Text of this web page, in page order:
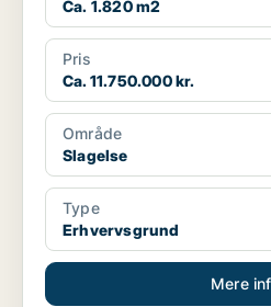
Ca. 1.820 m2
Pris
Ca. 11.750.000 kr.
Område
Slagelse
Type
Erhvervsgrund
Mere